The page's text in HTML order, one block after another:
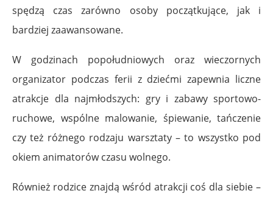
spędzą czas zarówno osoby początkujące, jak i
bardziej zaawansowane.
W godzinach popołudniowych oraz wieczornych
organizator podczas ferii z dziećmi zapewnia liczne
atrakcje dla najmłodszych: gry i zabawy sportowo-
ruchowe, wspólne malowanie, śpiewanie, tańczenie
czy też różnego rodzaju warsztaty – to wszystko pod
okiem animatorów czasu wolnego.
Również rodzice znajdą wśród atrakcji coś dla siebie –